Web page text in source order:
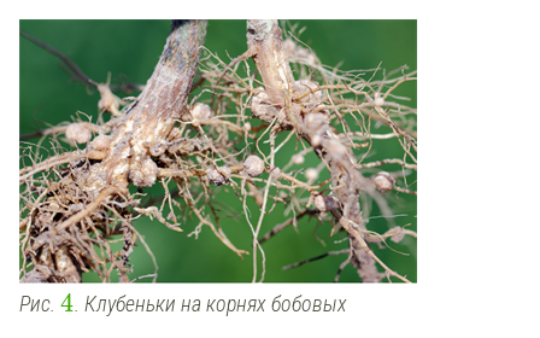
Рис. 4. Клубеньки на корнях бобовых